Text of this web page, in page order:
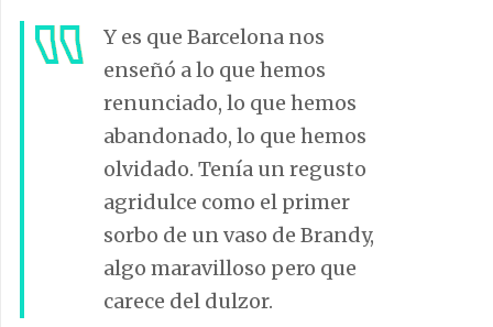
Y es que Barcelona nos
enseñó a lo que hemos
renunciado, lo que hemos
abandonado, lo que hemos
olvidado. Tenía un regusto
agridulce como el primer
sorbo de un vaso de Brandy,
algo maravilloso pero que
carece del dulzor.